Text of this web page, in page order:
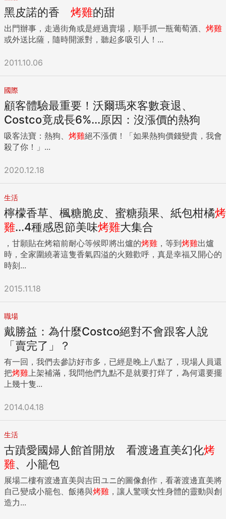
黑皮諾的香 烤雞的甜
出門辦事，走過街角或是經過賣場，順手抓一瓶葡萄酒、 烤雞
或外送比薩，隨時開派對，聽起多吸引人！...
2011.10.06
國際
顧客體驗最重要！沃爾瑪來客數衰退、
Costco竟成長6%...原因：沒漲價的熱狗
吸客法寶：熱狗、 烤雞絕不漲價！「如果熱狗價錢變貴，我會
殺了你！」...
2020.12.18
生活
檸檬香草、楓糖脆皮、蜜糖蘋果、紙包柑橘烤
雞...4種感恩節美味烤雞大集合
，甘願貼在烤箱前耐心等候即將出爐的烤雞 ，等到烤雞出爐
時，全家圍繞著這隻香氣四溢的火雞歡呼，真是幸福又開心的
時刻...
2015.11.18
職場
戴勝益：為什麼Costco絕對不會跟客人說
「賣完了」？
有一回，我們去參訪好市多，已經是晚上八點了，現場人員還
把烤雞 上架補滿，我問他們九點不是就要打烊了，為何還要擺
上幾十隻...
2014.04.18
生活
古蹟愛國婦人館首開放 看渡邊直美幻化烤
雞、小籠包
展場二樓有渡邊直美與吉田ユニ的圖像創作，看著渡邊直美將
自己變成小籠包、飯捲與烤雞 ，讓人驚嘆女性身體的靈動與創
造力...